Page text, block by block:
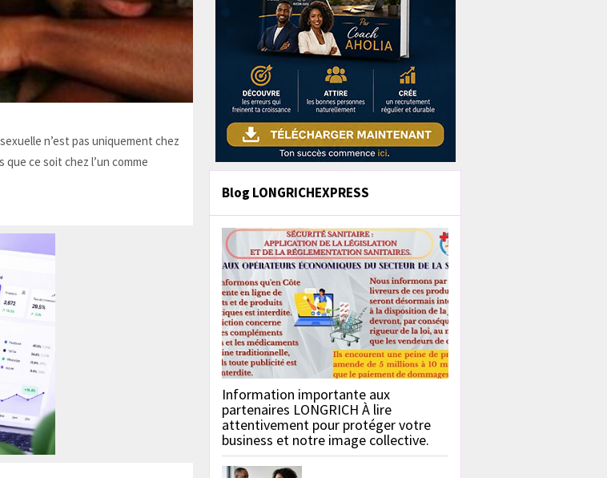
n’est pas uniquement chez
que ce soit chez l’un comme
Blog LONGRICHEXPRESS
Information importante aux
partenaires LONGRICH À lire
attentivement pour protéger votre
business et notre image collective.